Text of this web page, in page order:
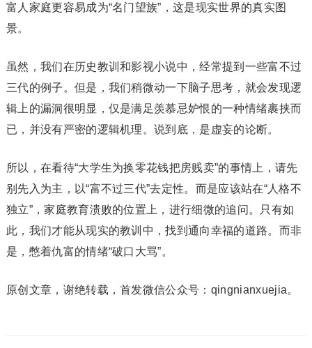
富人家庭更容易成为“名门望族”，这是现实世界的真实图
景。
虽然，我们在历史教训和影视小说中，经常提到一些富不过
三代的例子。但是，我们稍微动一下脑子思考，就会发现逻
辑上的漏洞很明显，仅是满足羡慕忌妒恨的一种情绪裹挟而
已，并没有严密的逻辑机理。说到底，是虚妄的论断。
所以，在看待“大学生为换零花钱把房贱卖”的事情上，请先
别先入为主，以“富不过三代”去定性。而是应该站在“人格不
独立”，家庭教育溃败的位置上，进行细微的追问。只有如
此，我们才能从现实的教训中，找到通向幸福的道路。而非
是，憋着仇富的情绪“破口大骂”。
原创文章，谢绝转载，首发微信公众号：qingnianxuejia。